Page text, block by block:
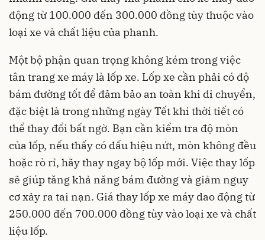
động từ 100.000 đến 300.000 đồng tùy thuộc vào
loại xe và chất liệu của phanh.
Một bộ phận quan trọng không kém trong việc
tân trang xe máy là lốp xe. Lốp xe cần phải có độ
bám đường tốt để đảm bảo an toàn khi di chuyển,
đặc biệt là trong những ngày Tết khi thời tiết có
thể thay đổi bất ngờ. Bạn cần kiểm tra độ mòn
của lốp, nếu thấy có dấu hiệu nứt, mòn không đều
hoặc rò rỉ, hãy thay ngay bộ lốp mới. Việc thay lốp
sẽ giúp tăng khả năng bám đường và giảm nguy
cơ xảy ra tai nạn. Giá thay lốp xe máy dao động từ
250.000 đến 700.000 đồng tùy vào loại xe và chất
liệu lốp.